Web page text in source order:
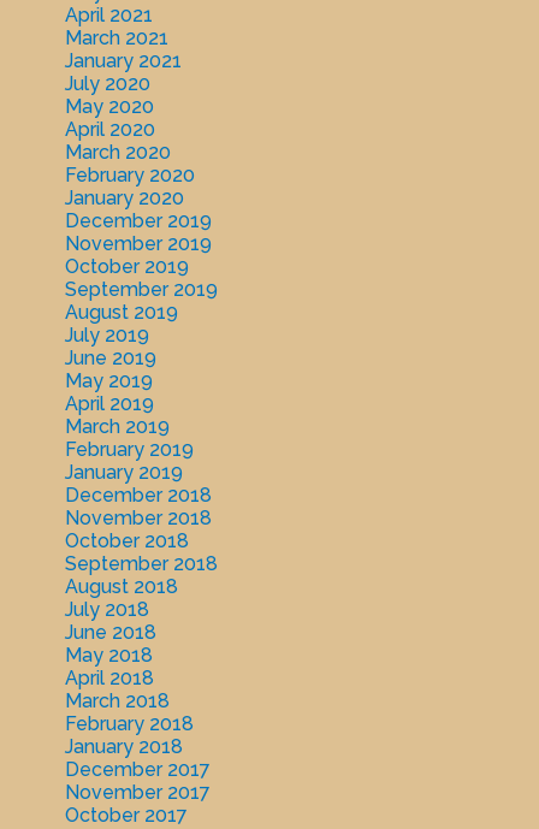
April 2021
March 2021
January 2021
July 2020
May 2020
April 2020
March 2020
February 2020
January 2020
December 2019
November 2019
October 2019
September 2019
August 2019
July 2019
June 2019
May 2019
April 2019
March 2019
February 2019
January 2019
December 2018
November 2018
October 2018
September 2018
August 2018
July 2018
June 2018
May 2018
April 2018
March 2018
February 2018
January 2018
December 2017
November 2017
October 2017